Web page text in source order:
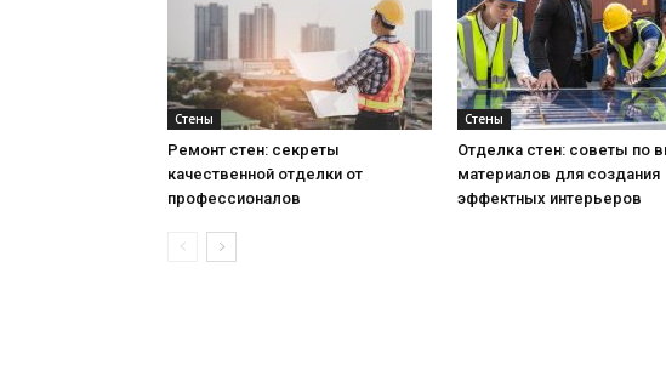
Стены
Ремонт стен: секреты
качественной отделки от
профессионалов
Стены
Отделка стен: советы по
материалов для создания
эффектных интерьеров